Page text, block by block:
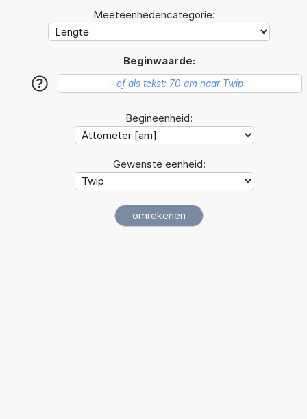
Meeteenhedencategorie:
Beginwaarde:
?
Begineenheid:
Gewenste eenheid: